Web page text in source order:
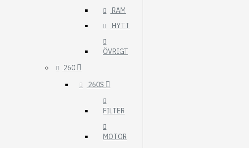
RAM
HYTT
ÖVRIGT
260
260S
FILTER
MOTOR